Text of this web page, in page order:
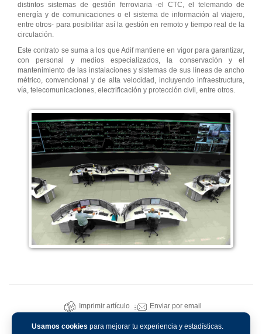
Usamos cookies para mejorar tu experiencia y estadísticas.
distintos sistemas de gestión ferroviaria -el CTC, el telemando de
energía y de comunicaciones o el sistema de información al viajero,
entre otros- para posibilitar así la gestión en remoto y tiempo real de la
circulación.
Este contrato se suma a los que Adif mantiene en vigor para garantizar,
con personal y medios especializados, la conservación y el
mantenimiento de las instalaciones y sistemas de sus líneas de ancho
métrico, convencional y de alta velocidad, incluyendo infraestructura,
vía, telecomunicaciones, electrificación y protección civil, entre otros.
Imprimir artículo Enviar por email